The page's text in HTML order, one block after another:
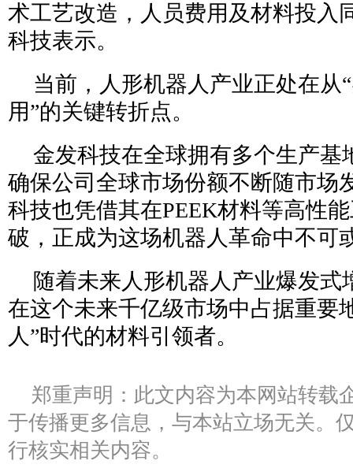
术工艺改造，人员费用及材料投入
科技表示。
当前，人形机器人产业正处在从
用”的关键转折点。
金发科技在全球拥有多个生产基
确保公司全球市场份额不断随市场
科技也凭借其在PEEK材料等高性
破，正成为这场机器人革命中不可
随着未来人形机器人产业爆发式
在这个未来千亿级市场中占据重要
人”时代的材料引领者。
郑重声明：此文内容为本网站转载
于传播更多信息，与本站立场无关。
行核实相关内容。